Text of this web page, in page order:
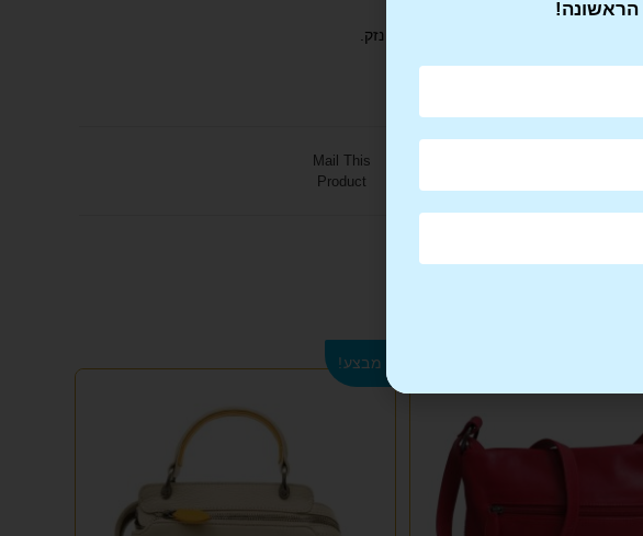
Mail This
Product
מבצע!